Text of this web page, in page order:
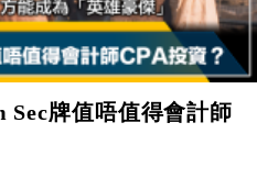
牌值唔值得會計師